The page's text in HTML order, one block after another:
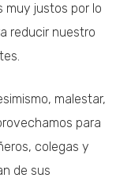
muy justos por lo
reducir nuestro
malestar,
para
colegas y
de sus